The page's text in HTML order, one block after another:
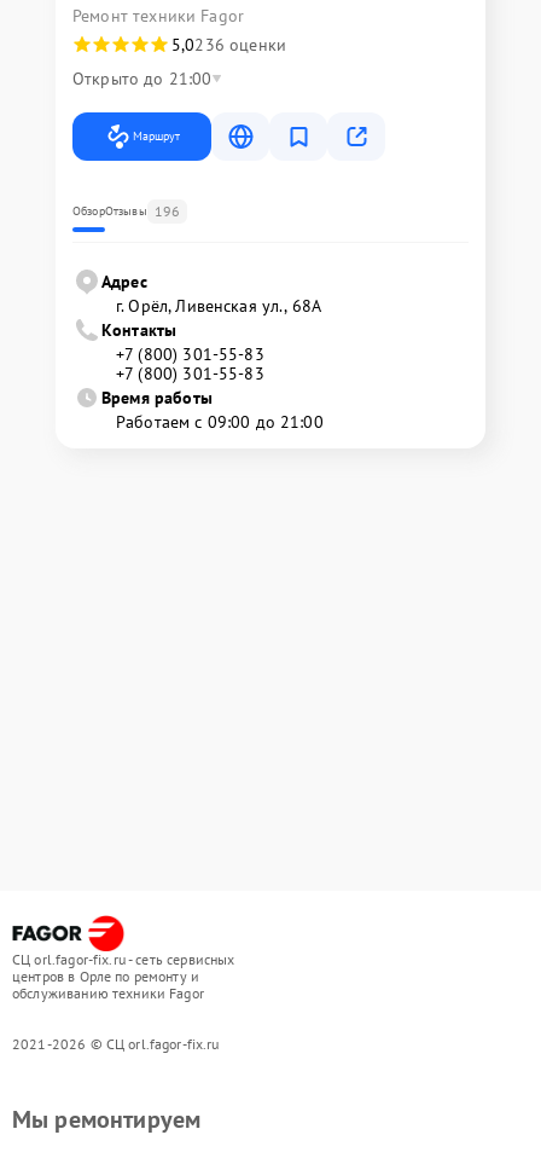
Ремонт техники Fagor
5,0236 оценки
Открыто до 21:00
Маршрут
ОбзорОтзывы 196
Адрес
г. Орёл, Ливенская ул., 68А
Контакты
+7 (800) 301-55-83
+7 (800) 301-55-83
Время работы
Работаем с 09:00 до 21:00
СЦ orl.fagor-fix.ru - сеть сервисных
центров в Орле по ремонту и
обслуживанию техники Fagor
2021-2026 © СЦ orl.fagor-fix.ru
Мы ремонтируем